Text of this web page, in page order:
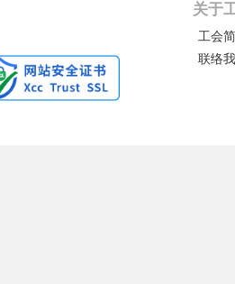
关于
工会
联络